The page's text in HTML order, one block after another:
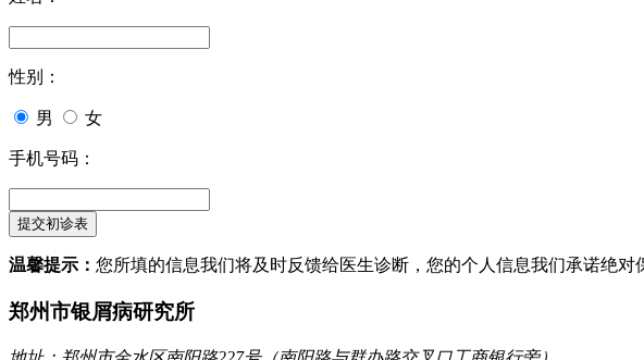
性别：
男 女
手机号码：
温馨提示： 您所填的信息我们将及时反馈给医生诊断，您的个人信息我们承诺绝对
郑州市银屑病研究所